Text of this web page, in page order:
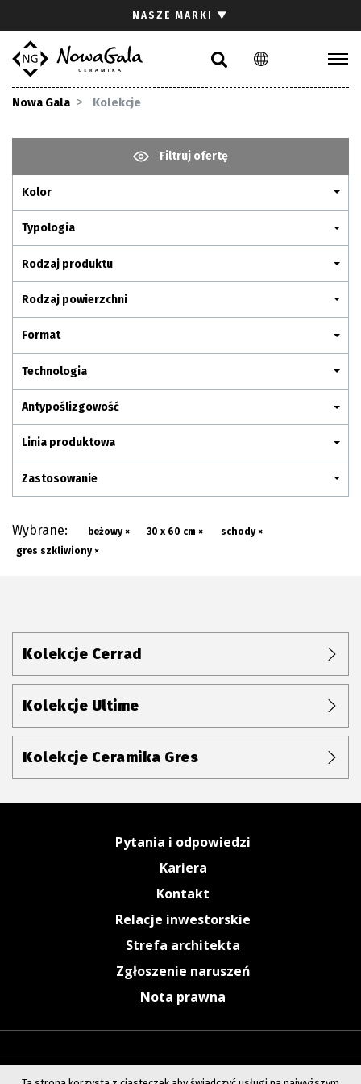
PL EN
NASZE MARKI ▼
Nowa Gala Kolekcje
Filtruj ofertę
Kolor
Typologia
Rodzaj produktu
Rodzaj powierzchni
Format
Technologia
Antypoślizgowość
Linia produktowa
Zastosowanie
Wybrane: beżowy × 30 x 60 cm ×
schody ×
gres szkliwiony ×
Kolekcje Cerrad
Kolekcje Ultime
Kolekcje Ceramika Gres
Pytania i odpowiedzi
Kariera
Kontakt
Relacje inwestorskie
Strefa architekta
Zgłoszenie naruszeń
Nota prawna
Gdzie kupić
Pliki do pobrania
Pytania i odpowiedzi
Kariera
Kontakt
Komunikacja z akcjonariuszami